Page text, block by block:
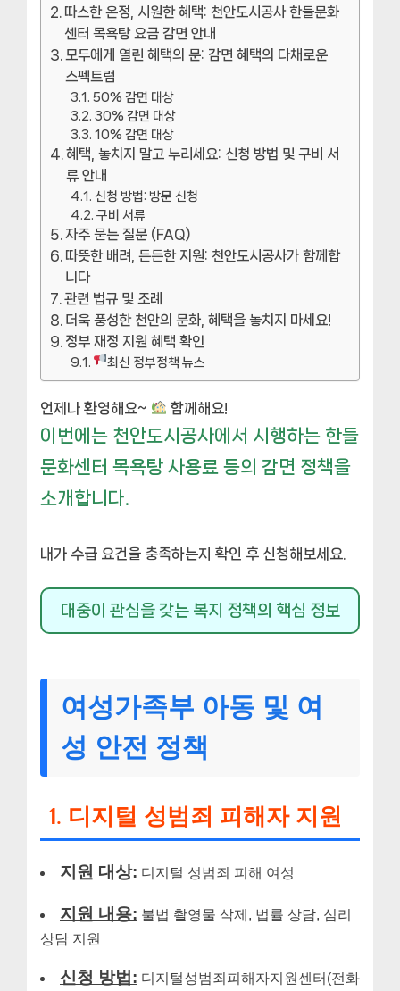
따스한 온정, 시원한 혜택: 천안도시공사 한들문화
센터 목욕탕 요금 감면 안내
모두에게 열린 혜택의 문: 감면 혜택의 다채로운
스펙트럼
50% 감면 대상
30% 감면 대상
10% 감면 대상
혜택, 놓치지 말고 누리세요: 신청 방법 및 구비 서
류 안내
신청 방법: 방문 신청
구비 서류
자주 묻는 질문 (FAQ)
따뜻한 배려, 든든한 지원: 천안도시공사가 함께합
니다
관련 법규 및 조례
더욱 풍성한 천안의 문화, 혜택을 놓치지 마세요!
정부 재정 지원 혜택 확인
최신 정부정책 뉴스
언제나 환영해요~ 함께해요!
이번에는 천안도시공사에서 시행하는 한들
문화센터 목욕탕 사용료 등의 감면 정책을
소개합니다.
내가 수급 요건을 충족하는지 확인 후 신청해보세요.
대중이 관심을 갖는 복지 정책의 핵심 정보
여성가족부 아동 및 여
성 안전 정책
1. 디지털 성범죄 피해자 지원
지원 대상: 디지털 성범죄 피해 여성
지원 내용: 불법 촬영물 삭제, 법률 상담, 심리
상담 지원
신청 방법: 디지털성범죄피해자지원센터(전화